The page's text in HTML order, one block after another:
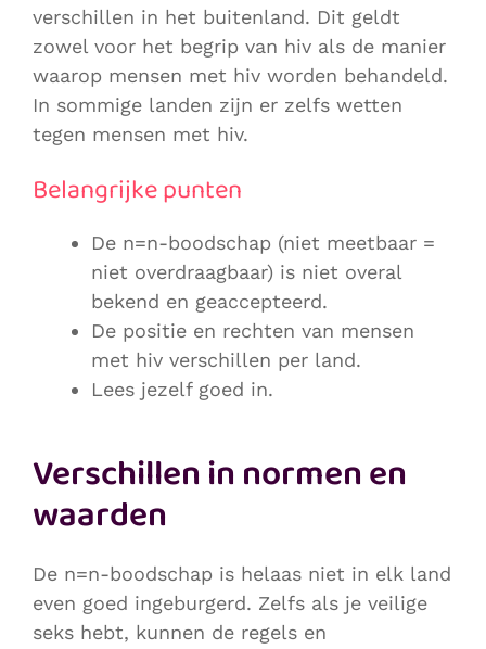
verschillen in het buitenland. Dit geldt
zowel voor het begrip van hiv als de manier
waarop mensen met hiv worden behandeld.
In sommige landen zijn er zelfs wetten
tegen mensen met hiv.
Belangrijke punten
De n=n-boodschap (niet meetbaar =
niet overdraagbaar) is niet overal
bekend en geaccepteerd.
De positie en rechten van mensen
met hiv verschillen per land.
Lees jezelf goed in.
Verschillen in normen en
waarden
De n=n-boodschap is helaas niet in elk land
even goed ingeburgerd. Zelfs als je veilige
seks hebt, kunnen de regels en